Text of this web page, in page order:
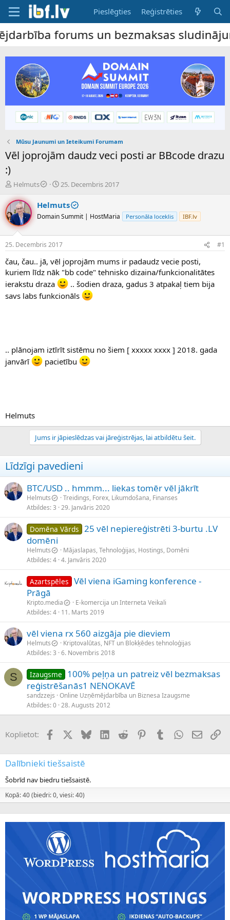
Pieslēgties Reģistrēties
forums un bezmaksas sludinājumu
Mūsu Jaunumi un Ieteikumi Forumam
Vēl joprojām daudz veci posti ar BBcode drazu
:)
P
v
e
d
i
n
u
z
s
ā
Helmuts
S
k
m
a
u
m
s
25. Decembris 2017
Helmuts
Domain Summit | HostMaria Personāla loceklis IBF.lv
25. Decembris 2017 #1
čau, čau.. jā, vēl joprojām mums ir padaudz vecie posti,
kuriem līdz nāk "bb code" tehnisko dizaina/funkcionalitātes
ierakstu draza
.. šodien draza, gadus 3 atpakaļ tiem bija
savs labs funkcionāls
.. plānojam iztīrīt sistēmu no šiem [ xxxxx xxxx ] 2018. gada
janvārī
pacietību
Helmuts
Jums ir jāpieslēdzas vai jāreģistrējas, lai atbildētu šeit.
Līdzīgi pavedieni
BTC/USD .. hmmm... liekas tomēr vēl jākrīt
Helmuts
Treidings, Forex, Likumdošana, Finanses
Atbildes 3 29. Janvāris 2020
Domēna Vārds 25 vēl nepiereģistrēti 3-burtu .LV
domēni
Helmuts
Mājaslapas, Tehnoloģijas, Hostings, Domēni
Atbildes 4 4. Janvāris 2020
Azartspēles Vēl viena iGaming konference -
Prāgā
Kripto.media
E-komercija un Interneta Veikali
Atbildes 4 11. Marts 2019
vēl viena rx 560 aizgāja pie dieviem
Helmuts
Kriptovalūtas, NFT un Blokķēdes tehnoloģijas
Atbildes 3 6. Novembris 2018
S Izaugsme
100% peļņa un patreiz vēl bezmaksas
reģistrēšanās1 NENOKAVĒ
sandzzejs Online Uzņēmējdarbība un Biznesa Izaugsme
Atbildes 0 28. Augusts 2012
Koplietot: FacebookX (Twitter)
BlueskyLinkedInReddit PinterestTumblrWhatsApp
E-pasts
Dalībnieki tiešsaistē
Šobrīd nav biedru tiešsaistē.
Kopā: 40 (biedri: 0, viesi: 40)